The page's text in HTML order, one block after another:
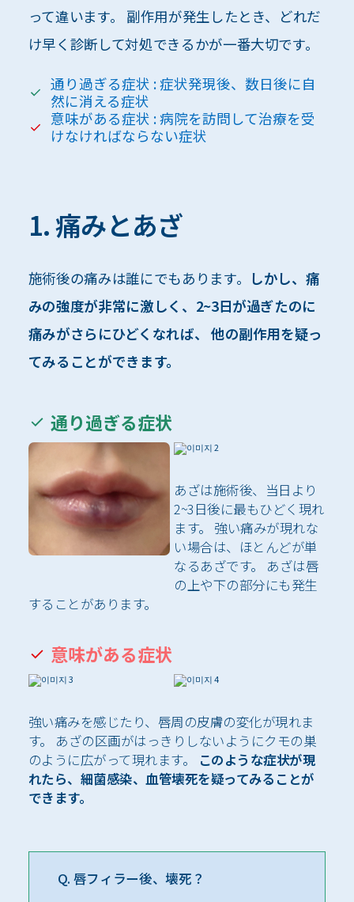
って違います。 副作用が発生したとき、どれだ
け早く診断して対処できるかが一番大切です。
通り過ぎる症状 : 症状発現後、数日後に自
然に消える症状
意味がある症状 : 病院を訪問して治療を受
けなければならない症状
1. 痛みとあざ
施術後の痛みは誰にでもあります。 しかし、痛
みの強度が非常に激しく、2~3日が過ぎたのに
痛みがさらにひどくなれば、 他の副作用を疑っ
てみることができます。
通り過ぎる症状
あざは施術後、当日より
2~3日後に最もひどく現れ
ます。 強い痛みが現れな
い場合は、ほとんどが単
なるあざです。 あざは唇
の上や下の部分にも発生
することがあります。
意味がある症状
強い痛みを感じたり、唇周の皮膚の変化が現れま
す。 あざの区画がはっきりしないようにクモの巣
のように広がって現れます。
このような症状が現
れたら、細菌感染、血管壊死を疑ってみることが
できます。
Q. 唇フィラー後、壊死？